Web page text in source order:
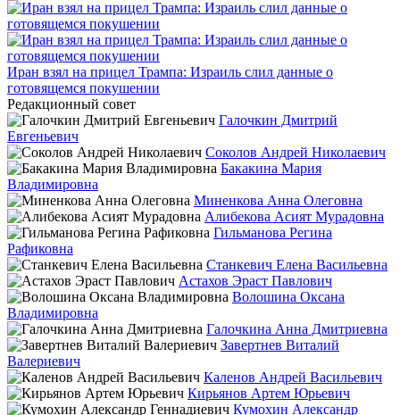
Иран взял на прицел Трампа: Израиль слил данные о
готовящемся покушении
Редакционный совет
Галочкин Дмитрий
Евгеньевич
Соколов Андрей Николаевич
Бакакина Мария
Владимировна
Миненкова Анна Олеговна
Алибекова Асият Мурадовна
Гильманова Регина
Рафиковна
Станкевич Елена Васильевна
Астахов Эраст Павлович
Волошина Оксана
Владимировна
Галочкина Анна Дмитриевна
Завертнев Виталий
Валериевич
Каленов Андрей Васильевич
Кирьянов Артем Юрьевич
Кумохин Александр